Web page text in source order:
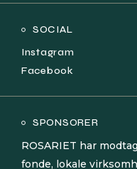
SOCIAL
Instagram
Facebook
SPONSORER
ROSARIET har
fonde, lokale